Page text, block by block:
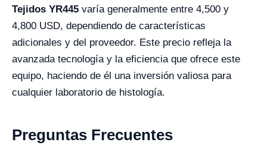
Tejidos YR445 varía generalmente entre 4,500 y
4,800 USD, dependiendo de características
adicionales y del proveedor. Este precio refleja la
avanzada tecnología y la eficiencia que ofrece este
equipo, haciendo de él una inversión valiosa para
cualquier laboratorio de histología.
Preguntas Frecuentes